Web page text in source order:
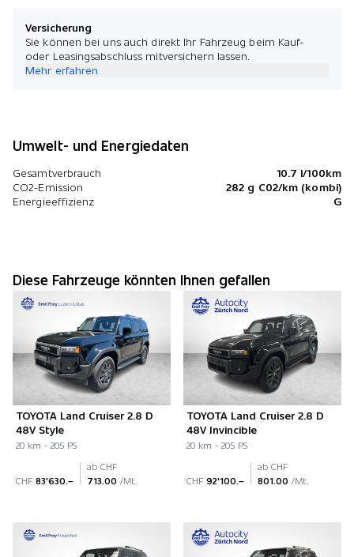
Versicherung
Sie können bei uns auch direkt Ihr Fahrzeug beim Kauf-
oder Leasingsabschluss mitversichern lassen.
Mehr erfahren
Umwelt- und Energiedaten
Gesamtverbrauch
10.7 l/100km
CO2-Emission
282 g C02/km (kombi)
Energieeffizienz
G
Diese Fahrzeuge könnten Ihnen gefallen
TOYOTA Land Cruiser 2.8 D
48V Style
20 km - 205 PS
CHF 83'630.–
ab CHF
713.00 /Mt.
TOYOTA Land Cruiser 2.8 D
48V Invincible
20 km - 205 PS
CHF 92'100.–
ab CHF
801.00 /Mt.